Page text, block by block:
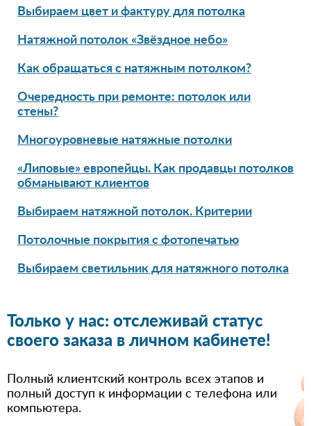
Выбираем цвет и фактуру для потолка
Натяжной потолок «Звёздное небо»
Как обращаться с натяжным потолком?
Очередность при ремонте: потолок или
стены?
Многоуровневые натяжные потолки
«Липовые» европейцы. Как продавцы потолков
обманывают клиентов
Выбираем натяжной потолок. Критерии
Потолочные покрытия с фотопечатью
Выбираем светильник для натяжного потолка
Только у нас: отслеживай статус
своего заказа в личном кабинете!
Полный клиентский контроль всех этапов и
полный доступ к информации с телефона или
компьютера.